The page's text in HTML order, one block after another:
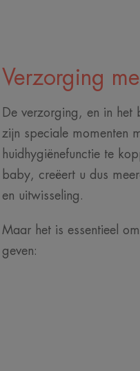
Verzorging
De verzorging, en in het
zijn speciale momenten
huidhygiënefunctie te
baby, creëert u dus
en uitwisseling.
Maar het is essentieel
geven: